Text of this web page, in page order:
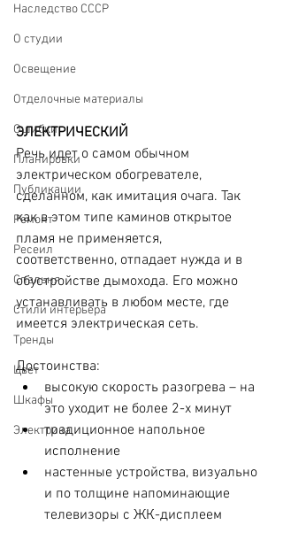
Наследство СССР
О студии
Освещение
Отделочные материалы
Ошибки
Планировки
Публикации
Ремонт
Ресеил
Спальня
Стили интерьера
Тренды
Цвет
Шкафы
Электрика
ЭЛЕКТРИЧЕСКИЙ
Речь идет о самом обычном
электрическом обогревателе,
сделанном, как имитация очага. Так
как в этом типе каминов открытое
пламя не применяется,
соответственно, отпадает нужда и в
обустройстве дымохода. Его можно
устанавливать в любом месте, где
имеется электрическая сеть.
Достоинства:
высокую скорость разогрева – на
это уходит не более 2-х минут
традиционное напольное
исполнение
настенные устройства, визуально
и по толщине напоминающие
телевизоры с ЖК-дисплеем